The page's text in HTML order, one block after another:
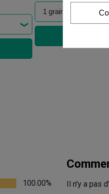
100.00%
Il n'y a pas